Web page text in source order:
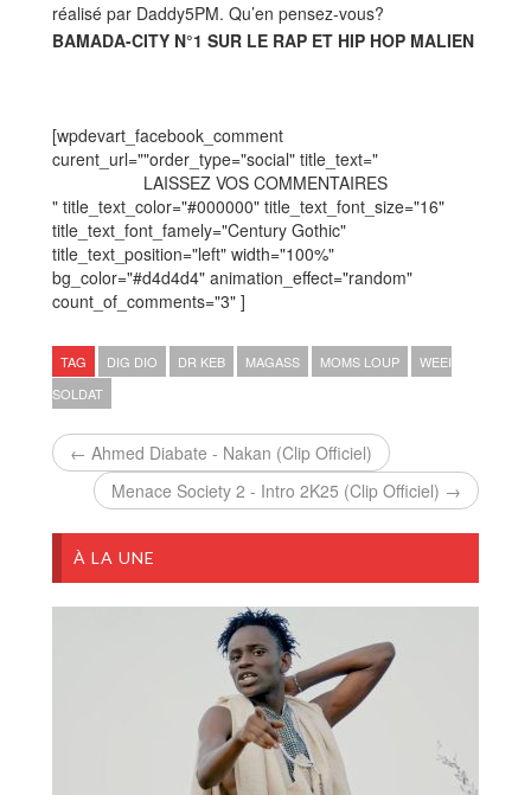
réalisé par Daddy5PM. Qu’en pensez-vous?
BAMADA-CITY N°1 SUR LE RAP ET HIP HOP MALIEN
[wpdevart_facebook_comment
curent_url=""order_type="social" title_text="
LAISSEZ VOS COMMENTAIRES
" title_text_color="#000000" title_text_font_size="16"
title_text_font_famely="Century Gothic"
title_text_position="left" width="100%"
bg_color="#d4d4d4" animation_effect="random"
count_of_comments="3" ]
TAG DIG DIO DR KEB MAGASS MOMS LOUP
WEEI
SOLDAT
← Ahmed Diabate - Nakan (Clip Officiel)
Menace Society 2 - Intro 2K25 (Clip Officiel) →
À LA UNE